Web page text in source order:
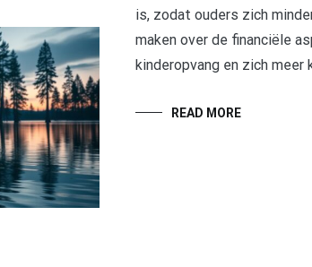
is, zodat ouders zich
maken over de financiële
kinderopvang en zich meer
READ MORE